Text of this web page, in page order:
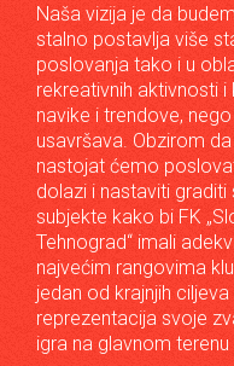
Naša vizija je da
stalno postavlja više
poslovanja tako i u
rekreativnih aktivnosti
navike i trendove,
usavršava. Obzirom
nastojat ćemo
dolazi i nastaviti
subjekte kako bi FK
Tehnograd“ imali
najvećim rangovima
jedan od krajnjih ciljeva
reprezentacija svoje
igra na glavnom terenu